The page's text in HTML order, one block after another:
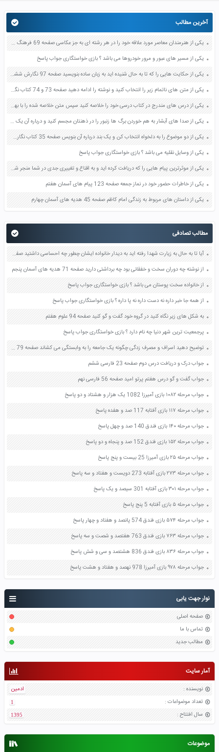
نوار جهت یابی
صفحه اصلی
تماس با ما
مطالب جدید
آمار سایت
نویسنده :
ادمین
تعداد موضواعات :
1
سال افتتاح :
1395
موضوعات
آخرین مطالب
یکی از هنرمندان معاصر مورد علاقه خود را در هر رشته ای به جز عکاسی صفحه 69 فرهنگ و هنر نهم
یکی از مسیر های عبور و مرور خودروها می باشد ؟ بازی خواستگاری جواب پاسخ
یکی از حکایت هایی را که تا به حال شنیده اید به زبان ساده بنویسید صفحه 97 نگارش ششم دبستان
یکی از متن های ناتمام زیر را انتخاب کنید و نوشته را ادامه دهید صفحه 73 و 74 کتاب نگارش فارسی پنجم دبستان
یکی از درس های مندرج در کتاب درسی خود را خلاصه کنید سپس متن خلاصه شده را با بهره گیری از روش های دسته بندی نمودار جدول نقشه مفهومی نشان دهید صفحه 118 نگارش یازدهم
یکی از صدا های آبشار به هم خوردن برگ ها زنبور را در ذهنتان مجسم کنید و درباره آن یک بند بنویسید صفحه 11 نگارش پنجم
یکی از دو موضوع را به دلخواه انتخاب کن و یک بند درباره آن بنویس صفحه 35 کتاب نگارش فارسی سوم
یکی از وسایل نقلیه می باشد ؟ بازی خواستگاری جواب پاسخ
یکی از موثرترین پیام هایی را که دریافت کرده اید و به اقناع و تغییری جدی در شما منجر شده است برسی کنید و علت این تاثیر گذاری قابل توجه را بنویسید صفحه 52 تفکر و سواد رسانه ای دهم
یکی از خاطرات حضور خود در نماز جمعه صفحه 123 پیام های آسمان هفتم
یکی از داستان های مربوط به زندگی امام کاظم صفحه 45 هدیه های آسمان چهارم
مطالب تصادفی
آیا تا به حال به زیارت شهدا رفته اید به دیدار خانواده ایشان چطور چه احساسی داشتید صفحه 90 هدیه های آسمان ششم
از نوشته چه دوران سخت و خفقانی بود چه برداشتی دارید صفحه 71 هدیه های آسمان پنجم
از خانواده سخت پوستان می باشد ؟ بازی خواستگاری جواب پاسخ
از همه جا خبر داره نه دست داره نه پا داره ؟ بازی خواستگاری جواب پاسخ
به شکل های زیر نگاه کنید در گروه خود گفت و گو کنید صفحه 94 علوم هفتم
پرجمعیت ترین شهر دنیا چه نام دارد ؟ بازی خواستگاری جواب پاسخ
توضیح دهید اسراف و مصرف زدگی چگونه یک جامعه را به وابستگی می کشاند صفحه 79 پیام های آسمان هشتم
جواب درک و دریافت درس دوم صفحه 23 فارسی ششم
جواب گفت و گو درس هفتم پرتو امید صفحه 56 فارسی نهم
جواب مرحله ۱۰۸۲ بازی آمیرزا 1082 یک هزار و هشتاد و دو پاسخ
جواب مرحله ۱۱۷ بازی آفتابه 117 صد و هفده پاسخ
جواب مرحله ۱۴۰ بازی فندق 140 صد و چهل پاسخ
جواب مرحله ۱۵۲ بازی فندق 152 صد و پنجاه و دو پاسخ
جواب مرحله ۲۵ بازی آمیرزا 25 بیست و پنج پاسخ
جواب مرحله ۲۷۳ بازی آفتابه 273 دویست و هفتاد و سه پاسخ
جواب مرحله ۳۰۱ بازی آفتابه 301 سیصد و یک پاسخ
جواب مرحله ۵ بازی آفتابه 5 پنج پاسخ
جواب مرحله ۵۷۴ بازی فندق 574 پانصد و هفتاد و چهار پاسخ
جواب مرحله ۷۶۳ بازی فندق 763 هفتصد و شصت و سه پاسخ
جواب مرحله ۸۳۶ بازی فندق 836 هشتصد و سی و شش پاسخ
جواب مرحله ۹۷۸ بازی آمیرزا 978 نهصد و هفتاد و هشت پاسخ